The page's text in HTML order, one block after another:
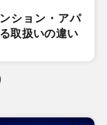
ション・アパ
取扱いの違い